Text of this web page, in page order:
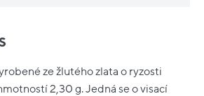
ze žlutého zlata o ryzosti
2,30 g. Jedná se o visací